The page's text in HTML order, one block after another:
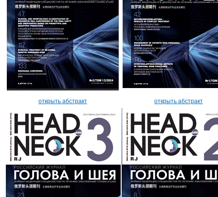
открыть абстракт открыть абстракт